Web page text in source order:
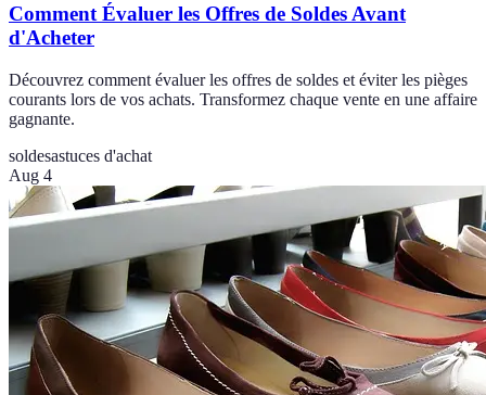
Comment Évaluer les Offres de Soldes Avant
d'Acheter
Découvrez comment évaluer les offres de soldes et éviter les pièges
courants lors de vos achats. Transformez chaque vente en une affaire
gagnante.
soldesastuces d'achat
Aug 4